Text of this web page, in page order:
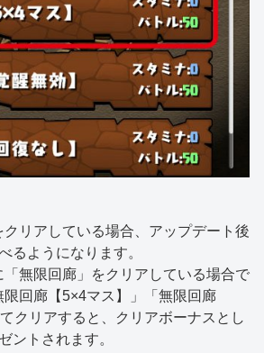
リアしている場合、アップデート後
るようになります。
無限回廊」をクリアしている場合で
限回廊【5×4マス】」「無限回廊
クリアすると、クリアボーナスとし
ントされます。